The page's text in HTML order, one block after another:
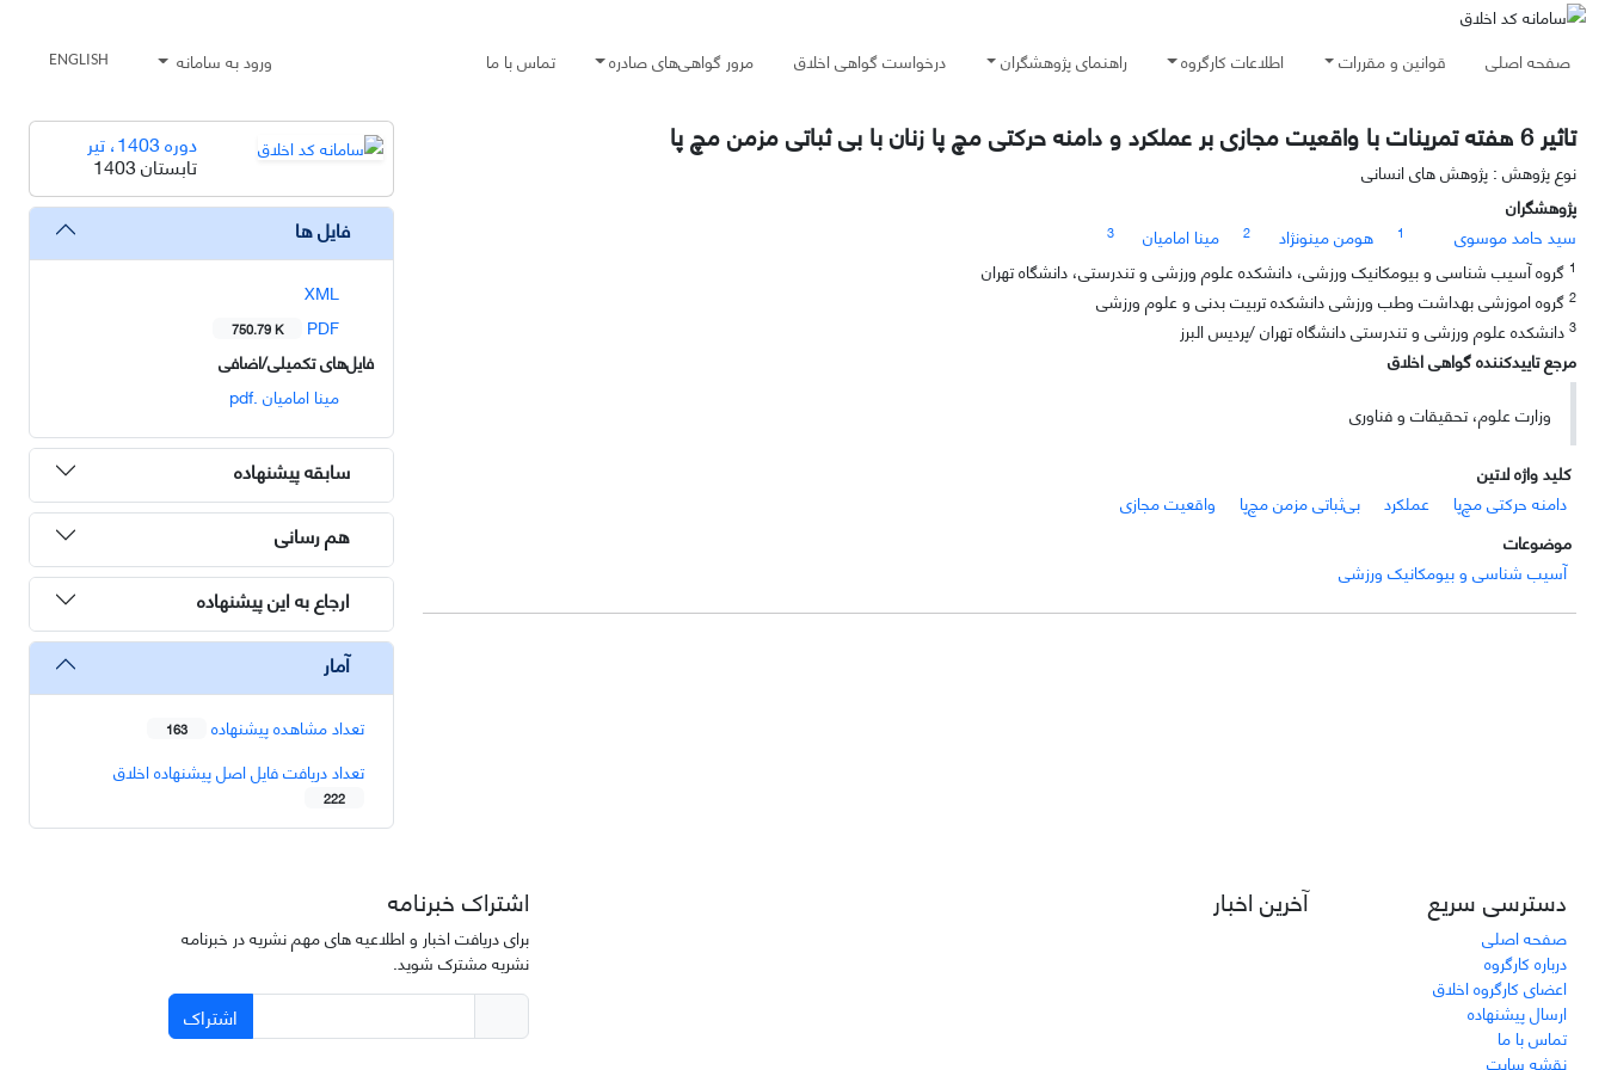
صفحه اصلی قوانین و مقررات اطلاعات کارگروه راهنمای پژوهشگران درخواست گواهی اخلاق مرور گواهی‌های صادره تماس با ما ورود به سامانه ENGLISH
تاثیر 6 هفته تمرینات با واقعیت مجازی بر عملکرد و دامنه حرکتی مچ پا زنان با بی ثباتی مزمن مچ پا
نوع پژوهش : پژوهش های انسانی
پژوهشگران
سید حامد موسوی
1 هومن مینونژاد 2 مینا امامیان
3
1 گروه آسیب شناسی و بیومکانیک ورزشی، دانشکده علوم ورزشی و تندرستی، دانشگاه تهران
2 گروه اموزشی بهداشت وطب ورزشی دانشکده تربیت بدنی و علوم ورزشی
3 دانشکده علوم ورزشی و تندرستی دانشگاه تهران /پردیس البرز
مرجع تاییدکننده گواهی اخلاق
وزارت علوم، تحقیقات و فناوری
کلید واژه لاتین
دامنه حرکتی مچ‌پا
عملکرد بی‌ثباتی مزمن مچ‌پا
واقعیت مجازی
موضوعات
آسیب شناسی و بیومکانیک ورزشی
دوره 1403، تیر
تابستان 1403
فایل ها
XML
PDF
750.79 K
فایل‌های تکمیلی/اضافی
مینا امامیان .pdf
سابقه پیشنهاده
هم رسانی
ارجاع به این پیشنهاده
آمار
تعداد مشاهده پیشنهاده 163
تعداد دریافت فایل اصل پیشنهاده اخلاق
222
دسترسی سریع
صفحه اصلی
درباره کارگروه
اعضای کارگروه اخلاق
ارسال پیشنهاده
تماس با ما
نقشه سایت
آخرین اخبار اشتراک خبرنامه
برای دریافت اخبار و اطلاعیه های مهم نشریه در خبرنامه
نشریه مشترک شوید.
اشتراک